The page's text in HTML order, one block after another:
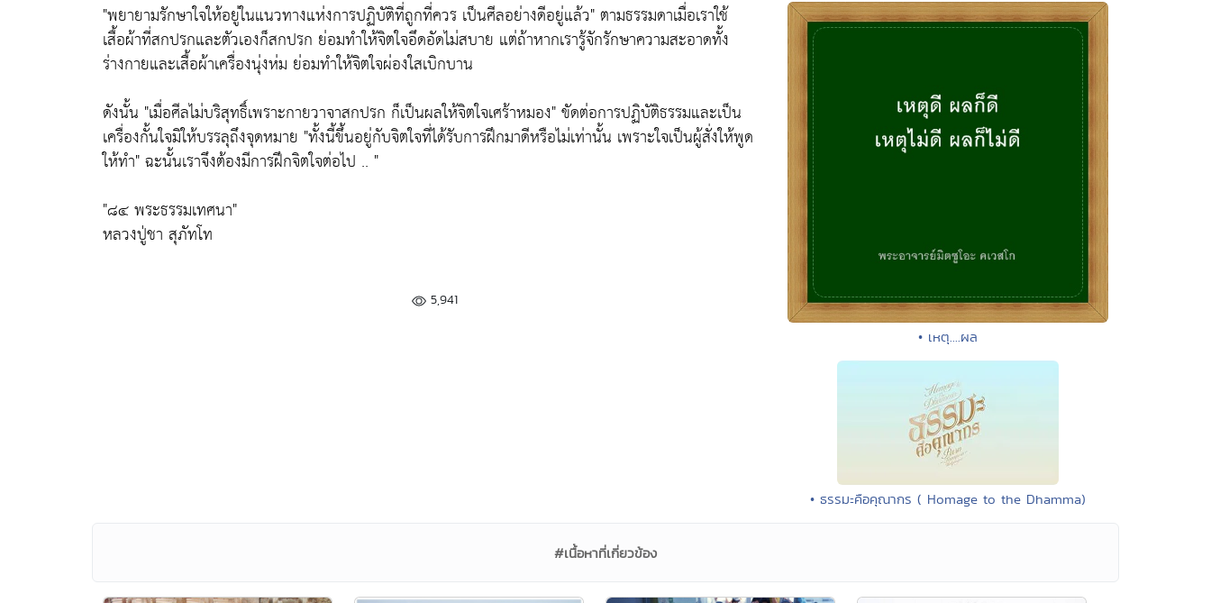
"พยายามรักษาใจให้อยู่ในแนวทางแห่งการปฏิบัติที่ถูกที่ควร เป็นศีลอย่างดีอยู่แล้ว"ตามธรรมดาเมื่อเราใช้
เสื้อผ้าที่สกปรกและตัวเองก็สกปรก ย่อมทำให้จิตใจอึดอัดไม่สบาย แต่ถ้าหากเรารู้จักรักษาความสะอาดทั้ง
ร่างกายและเสื้อผ้าเครื่องนุ่งห่ม ย่อมทำให้จิตใจผ่องใสเบิกบาน
ดังนั้น "เมื่อศีลไม่บริสุทธิ์เพราะกายวาจาสกปรก ก็เป็นผลให้จิตใจเศร้าหมอง"ขัดต่อการปฏิบัติธรรมและเป็น
เครื่องกั้นใจมิให้บรรลุถึงจุดหมาย "ทั้งนี้ขึ้นอยู่กับจิตใจที่ได้รับการฝึกมาดีหรือไม่เท่านั้น เพราะใจเป็นผู้สั่งให้พูด
ให้ทำ"ฉะนั้นเราจึงต้องมีการฝึกจิตใจต่อไป .. "
"๘๔ พระธรรมเทศนา"
หลวงปู่ชา สุภัทโท
5,941
• เหตุ....ผล
• ธรรมะคือคุณากร ( Homage to the Dhamma)
#เนื้อหาที่เกี่ยวข้อง